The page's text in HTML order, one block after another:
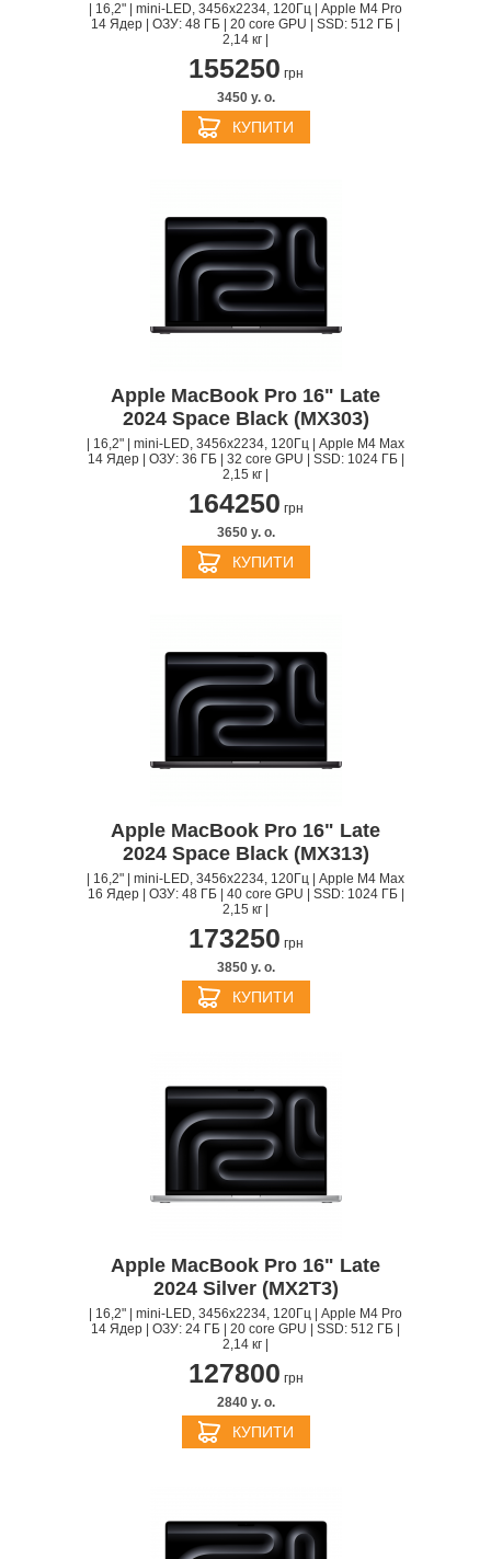
| 16,2" | mini-LED, 3456x2234, 120Гц | Apple M4 Pro
14 Ядер | ОЗУ: 48 ГБ | 20 core GPU | SSD: 512 ГБ |
2,14 кг |
155250 грн
3450 y. о.
КУПИТИ
Apple MacBook Pro 16" Late
2024 Space Black (MX303)
| 16,2" | mini-LED, 3456x2234, 120Гц | Apple M4 Max
14 Ядер | ОЗУ: 36 ГБ | 32 core GPU | SSD: 1024 ГБ |
2,15 кг |
164250 грн
3650 y. о.
КУПИТИ
Apple MacBook Pro 16" Late
2024 Space Black (MX313)
| 16,2" | mini-LED, 3456x2234, 120Гц | Apple M4 Max
16 Ядер | ОЗУ: 48 ГБ | 40 core GPU | SSD: 1024 ГБ |
2,15 кг |
173250 грн
3850 y. о.
КУПИТИ
Apple MacBook Pro 16" Late
2024 Silver (MX2T3)
| 16,2" | mini-LED, 3456x2234, 120Гц | Apple M4 Pro
14 Ядер | ОЗУ: 24 ГБ | 20 core GPU | SSD: 512 ГБ |
2,14 кг |
127800 грн
2840 y. о.
КУПИТИ